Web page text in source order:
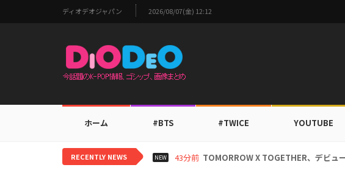
ディオデオジャパン 2026/08/07(金) 12:12
ホーム #BTS #TWICE YOUTUBE
RECENTLY NEWS NEW 19時間前 aespaカリナ、ただ細いだけじゃな